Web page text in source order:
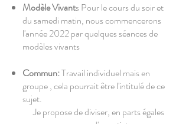
Modèle Vivants Pour le cours du soir et
du samedi matin, nous commencerons
l'année 2022 par quelques séances de
modèles vivants
Commun:Travail individuel mais en
groupe , cela pourrait être l'intitulé de ce
sujet.
Je propose de diviser, en parts égales